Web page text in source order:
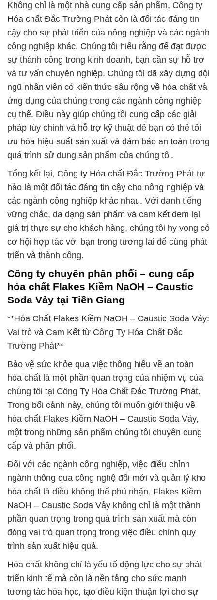
Không chỉ là một nhà cung cấp sản phẩm, Công ty
Hóa chất Đắc Trường Phát còn là đối tác đáng tin
cậy cho sự phát triển của nông nghiệp và các ngành
công nghiệp khác. Chúng tôi hiểu rằng để đạt được
sự thành công trong kinh doanh, bạn cần sự hỗ trợ
và tư vấn chuyên nghiệp. Chúng tôi đã xây dựng đội
ngũ nhân viên có kiến thức sâu rộng về hóa chất và
ứng dụng của chúng trong các ngành công nghiệp
cụ thể. Điều này giúp chúng tôi cung cấp các giải
pháp tùy chỉnh và hỗ trợ kỹ thuật để bạn có thể tối
ưu hóa hiệu suất sản xuất và đảm bảo an toàn trong
quá trình sử dụng sản phẩm của chúng tôi.
Tổng kết lại, Công ty Hóa chất Đắc Trường Phát tự
hào là một đối tác đáng tin cậy cho nông nghiệp và
các ngành công nghiệp khác nhau. Với danh tiếng
vững chắc, đa dạng sản phẩm và cam kết đem lại
giá trị thực sự cho khách hàng, chúng tôi hy vọng có
cơ hội hợp tác với bạn trong tương lai để cùng phát
triển và thành công.
Công ty chuyên phân phối – cung cấp
hóa chất Flakes Kiềm NaOH – Caustic
Soda Vảy tại Tiền Giang
**Hóa Chất Flakes Kiềm NaOH – Caustic Soda Vảy:
Vai trò và Cam Kết từ Công Ty Hóa Chất Đắc
Trường Phát**
Bảo vệ sức khỏe qua việc thông hiểu về an toàn
hóa chất là một phần quan trọng của nhiệm vụ của
chúng tôi tại Công Ty Hóa Chất Đắc Trường Phát.
Trong bối cảnh này, chúng tôi muốn giới thiệu về
hóa chất Flakes Kiềm NaOH – Caustic Soda Vảy,
một trong những sản phẩm chúng tôi chuyên cung
cấp và phân phối.
Đối với các ngành công nghiệp, việc điều chỉnh
ngành thông qua công nghệ đổi mới và quản lý kho
hóa chất là điều không thể phủ nhận. Flakes Kiềm
NaOH – Caustic Soda Vảy không chỉ là một thành
phần quan trọng trong quá trình sản xuất mà còn
đóng vai trò quan trọng trong việc điều chỉnh quy
trình sản xuất hiệu quả.
Hóa chất không chỉ là yếu tố động lực cho sự phát
triển kinh tế mà còn là nền tảng cho sức mạnh
tương tác hóa học, tạo điều kiện thuận lợi cho sự